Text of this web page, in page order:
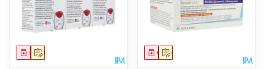
Op voorschrift
Geneesmiddel Op voorschrift
Geneesmiddel